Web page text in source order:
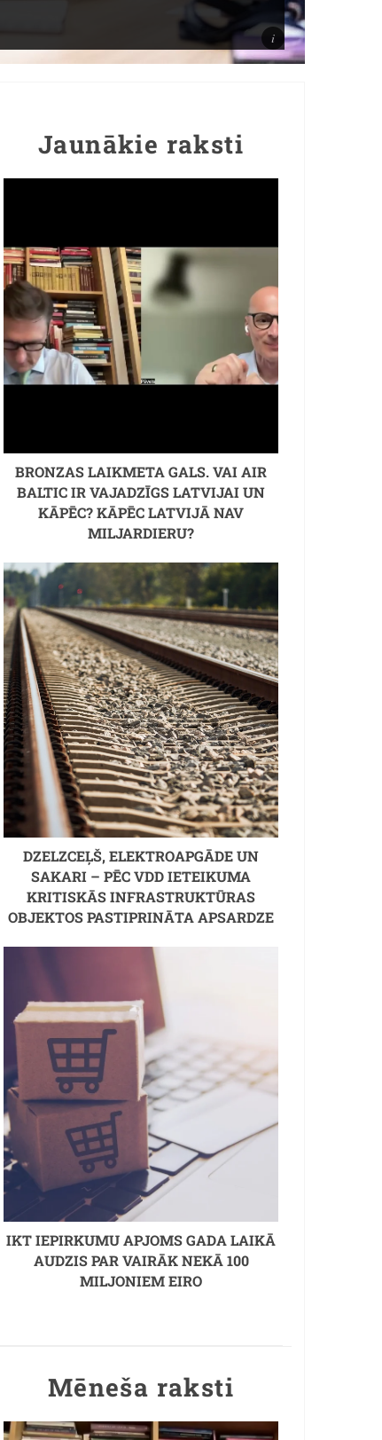
Jaunākie raksti
BRONZAS LAIKMETA GALS. VAI AIR
BALTIC IR VAJADZĪGS LATVIJAI UN
KĀPĒC? KĀPĒC LATVIJĀ NAV
MILJARDIERU?
DZELZCEĻŠ, ELEKTROAPGĀDE UN
SAKARI – PĒC VDD IETEIKUMA
KRITISKĀS INFRASTRUKTŪRAS
OBJEKTOS PASTIPRINĀTA APSARDZE
IKT IEPIRKUMU APJOMS GADA LAIKĀ
AUDZIS PAR VAIRĀK NEKĀ 100
MILJONIEM EIRO
Mēneša raksti